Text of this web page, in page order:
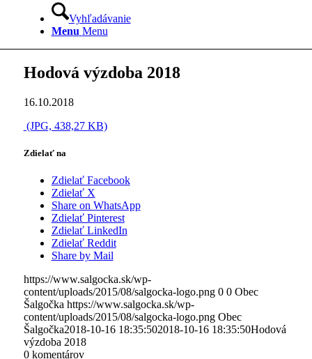
Vyhľadávanie
Menu Menu
Hodová výzdoba 2018
16.10.2018
(JPG, 438,27 KB)
Zdielať na
Zdielať Facebook
Zdielať X
Share on WhatsApp
Zdielať Pinterest
Zdielať LinkedIn
Zdielať Reddit
Share by Mail
https://www.salgocka.sk/wp-
content/uploads/2015/08/salgocka-logo.png 0 0 Obec
Šalgočka https://www.salgocka.sk/wp-
content/uploads/2015/08/salgocka-logo.png Obec
Šalgočka2018-10-16 18:35:502018-10-16 18:35:50Hodová
výzdoba 2018
0 komentárov